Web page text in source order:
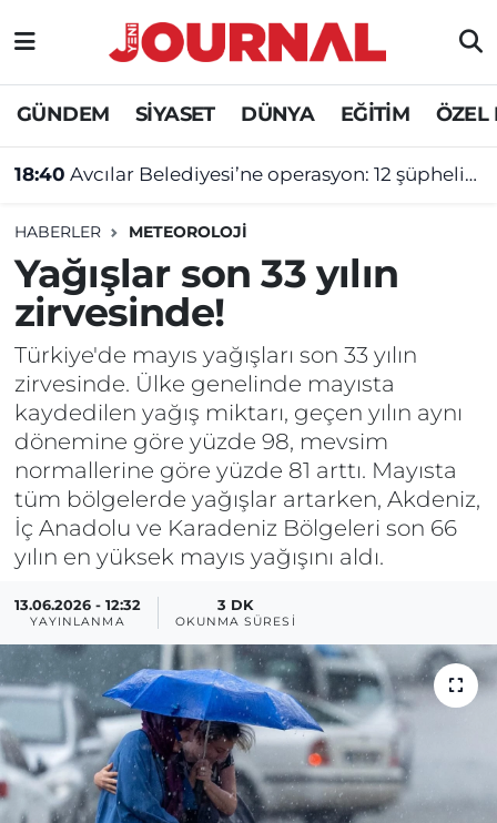
GÜNDEM SİYASET DÜNYA EĞİTİM ÖZEL
18:40 Avcılar Belediyesi’ne operasyon: 12 şüpheliye tutuklama talebi
HABERLER METEOROLOJİ
Yağışlar son 33 yılın
zirvesinde!
Türkiye'de mayıs yağışları son 33 yılın
zirvesinde. Ülke genelinde mayısta
kaydedilen yağış miktarı, geçen yılın aynı
dönemine göre yüzde 98, mevsim
normallerine göre yüzde 81 arttı. Mayısta
tüm bölgelerde yağışlar artarken, Akdeniz,
İç Anadolu ve Karadeniz Bölgeleri son 66
yılın en yüksek mayıs yağışını aldı.
13.06.2026 - 12:32
YAYINLANMA
3 DK
OKUNMA SÜRESI
GÜNDEM
SİYASET
DÜNYA
EĞİTİM
ÖZEL HABER
Nöbetçi Eczaneler
Hava Durumu
Süper Lig Puan Durumu ve Fikstür
Tüm Manşetler
Son Dakika Haberleri
Haber Arşivi